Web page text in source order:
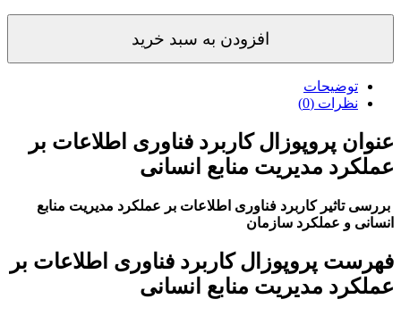
افزودن به سبد خرید
توضیحات
نظرات (0)
عنوان پروپوزال کاربرد فناوری اطلاعات بر
عملکرد مدیریت منابع انسانی
بررسی تاثیر کاربرد فناوری اطلاعات بر عملکرد مدیریت منابع
انسانی و عملکرد سازمان
فهرست پروپوزال کاربرد فناوری اطلاعات بر
عملکرد مدیریت منابع انسانی